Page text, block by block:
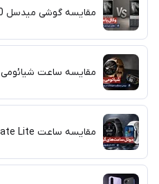
مقایسه گوشی‌ میدسل M150 و وکال F4
مقایسه ساعت شیائومی Mi Band 10 و میبرو Lite 3 Pro
مقایسه ساعت‌ Communicate Lite با GT-FIT گرین لاین